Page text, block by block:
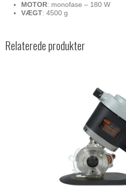
MOTOR: monofase – 180 W
VÆGT: 4500 g
Relaterede produkter